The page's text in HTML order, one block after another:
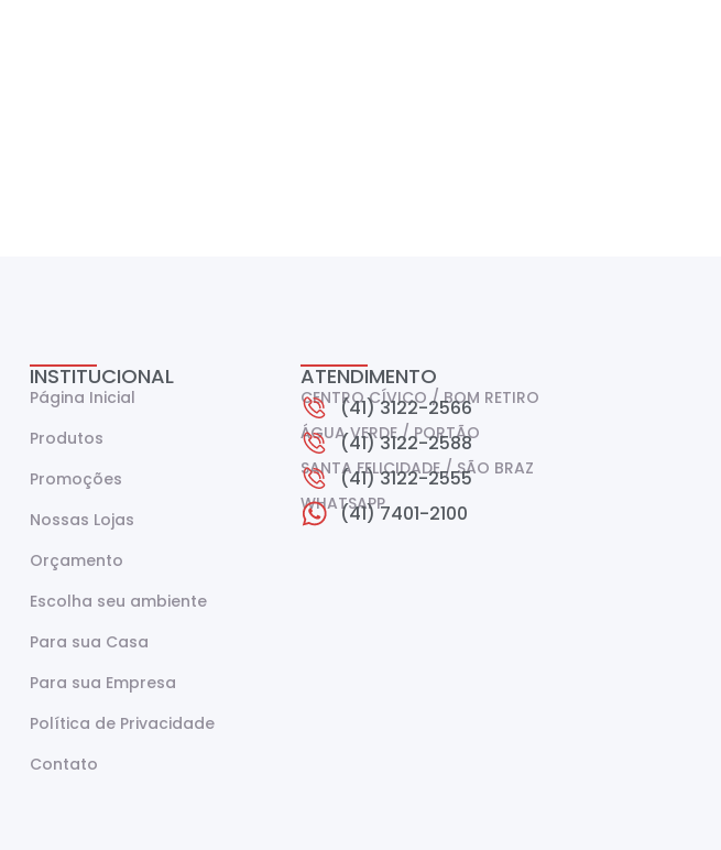
INSTITUCIONAL
Página Inicial
Produtos
Promoções
Nossas Lojas
Orçamento
Escolha seu ambiente
Para sua Casa
Para sua Empresa
Política de Privacidade
Contato
ATENDIMENTO
CENTRO CÍVICO / BOM RETIRO
(41) 3122-2566
ÁGUA VERDE / PORTÃO
(41) 3122-2588
SANTA FELICIDADE / SÃO BRAZ
(41) 3122-2555
WHATSAPP(41) 7401-2100